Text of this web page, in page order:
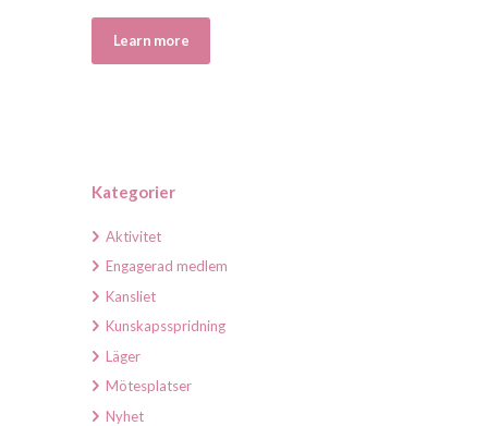
Learn more
Kategorier
Aktivitet
Engagerad medlem
Kansliet
Kunskapsspridning
Läger
Mötesplatser
Nyhet